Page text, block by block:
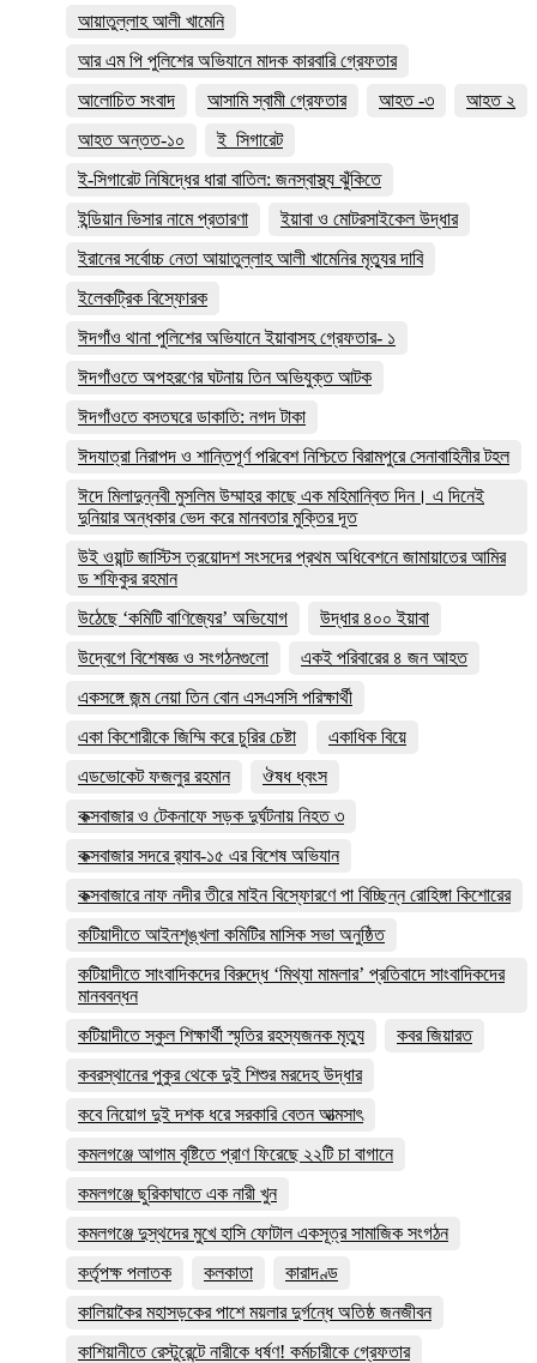
আয়াতুল্লাহ আলী খামেনি
আর এম পি পুলিশের অভিযানে মাদক কারবারি গ্রেফতার
আলোচিত সংবাদ
আসামি স্বামী গ্রেফতার আহত -৩
আহত ২
আহত অন্তত-১০
ই_সিগারেট
ই-সিগারেট নিষিদ্ধের ধারা বাতিল: জনস্বাস্থ্য ঝুঁকিতে
ইন্ডিয়ান ভিসার নামে প্রতারণা
ইয়াবা ও মোটরসাইকেল উদ্ধার
ইরানের সর্বোচ্চ নেতা আয়াতুল্লাহ আলী খামেনির মৃত্যুর দাবি
ইলেকট্রিক বিস্ফোরক
ঈদগাঁও থানা পুলিশের অভিযানে ইয়াবাসহ গ্রেফতার- ১
ঈদগাঁওতে অপহরণের ঘটনায় তিন অভিযুক্ত আটক
ঈদগাঁওতে বসতঘরে ডাকাতি: নগদ টাকা
ঈদযাত্রা নিরাপদ ও শান্তিপূর্ণ পরিবেশ নিশ্চিতে বিরামপুরে সেনাবাহিনীর টহল
ঈদে মিলাদুন্নবী মুসলিম উম্মাহর কাছে এক মহিমান্বিত দিন। এ দিনেই
দুনিয়ার অন্ধকার ভেদ করে মানবতার মুক্তির দূত
উই ওয়ান্ট জাস্টিস ত্রয়োদশ সংসদের প্রথম অধিবেশনে জামায়াতের আমির
ড শফিকুর রহমান
উঠেছে ‘কমিটি বাণিজ্যের’ অভিযোগ
উদ্ধার ৪০০ ইয়াবা
উদ্বেগে বিশেষজ্ঞ ও সংগঠনগুলো
একই পরিবারের ৪ জন আহত
একসঙ্গে জন্ম নেয়া তিন বোন এসএসসি পরিক্ষার্থী
একা কিশোরীকে জিম্মি করে চুরির চেষ্টা
একাধিক বিয়ে
এডভোকেট ফজলুর রহমান
ঔষধ ধ্বংস
কক্সবাজার ও টেকনাফে সড়ক দুর্ঘটনায় নিহত ৩
কক্সবাজার সদরে র‍্যাব-১৫ এর বিশেষ অভিযান
কক্সবাজারে নাফ নদীর তীরে মাইন বিস্ফোরণে পা বিচ্ছিন্ন রোহিঙ্গা কিশোরের
কটিয়াদীতে আইনশৃঙ্খলা কমিটির মাসিক সভা অনুষ্ঠিত
কটিয়াদীতে সাংবাদিকদের বিরুদ্ধে ‘মিথ্যা মামলার’ প্রতিবাদে সাংবাদিকদের
মানববন্ধন
কটিয়াদীতে স্কুল শিক্ষার্থী স্মৃতির রহস্যজনক মৃত্যু
কবর জিয়ারত
কবরস্থানের পুকুর থেকে দুই শিশুর মরদেহ উদ্ধার
কবে নিয়োগ দুই দশক ধরে সরকারি বেতন আত্মসাৎ
কমলগঞ্জে আগাম বৃষ্টিতে প্রাণ ফিরেছে ২২টি চা বাগানে
কমলগঞ্জে ছুরিকাঘাতে এক নারী খুন
কমলগঞ্জে দুস্থদের মুখে হাসি ফোটাল একসূত্র সামাজিক সংগঠন
কর্তৃপক্ষ পলাতক
কলকাতা
কারাদণ্ড
কালিয়াকৈর মহাসড়কের পাশে ময়লার দুর্গন্ধে অতিষ্ঠ জনজীবন
কাশিয়ানীতে রেস্টুরেন্টে নারীকে ধর্ষণ! কর্মচারীকে গ্রেফতার